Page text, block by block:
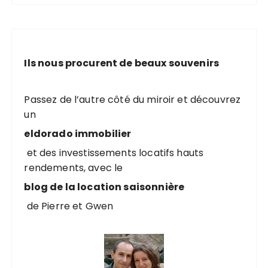
Ils nous procurent de beaux souvenirs
Passez de l’autre côté du miroir et découvrez
un
eldorado immobilier
et des investissements locatifs hauts
rendements, avec le
blog de la location saisonnière
de Pierre et Gwen